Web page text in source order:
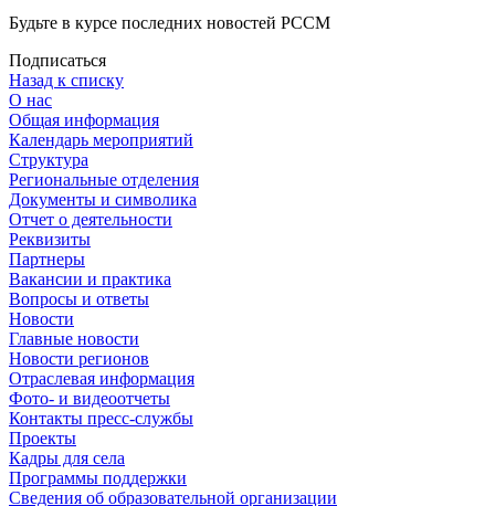
Будьте в курсе последних новостей РССМ
Подписаться
Назад к списку
О нас
Общая информация
Календарь мероприятий
Структура
Региональные отделения
Документы и символика
Отчет о деятельности
Реквизиты
Партнеры
Вакансии и практика
Вопросы и ответы
Новости
Главные новости
Новости регионов
Отраслевая информация
Фото- и видеоотчеты
Контакты пресс-службы
Проекты
Кадры для села
Программы поддержки
Сведения об образовательной организации